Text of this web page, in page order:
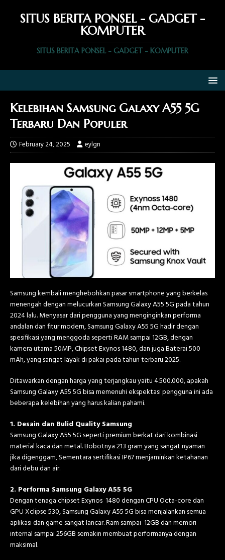
SITUS BERITA PONSEL - GADGET -
KOMPUTER
SITUS BERITA PONSEL - GADGET - KOMPUTER
Kelebihan Samsung Galaxy A55 5G
Terbaru Dan Populer
February 24, 2025 eylgn
Samsung kembali menghebohkan pasar smartphone yang berkelas
menengah dengan melucurkan Samsung Galaxy A55 5G pada tahun
2024 lalu. Menyasar dari pengguna yang menginginkan performa
andalan dan fitur modern, Samsung Galaxy A55 5G hadir dengan
spesifikasi yang menggoda seperti RAM sampai 12GB, dengan
kamera utama 50MP, Chipset Exynos 1480, dan juga Baterai 500
mAh, yang sangat layak di pakai pada tahun terbaru 2025.
Ditawarkan dengan harga yang terjangkau yaitu 4.500.000, apakah
Samsung Galaxy A55 5G bisa memenuhi ekspektasi pengguna ini ada
beberapa kelebihan yang harus kalian pahami.
1. Desain dan Bulid Quality Samsung
Samsung Galaxy A55 5G seperti premium berkat dari kombinasi
material kaca dan metal. Bobotnya 213 gram yang sangat nyaman
jika digenggam, Sementara sertifikasi IP67 menjaminkan ketahanan
dari debu dan air.
2. Performa Samsung Galaxy A55 5G
Dengan tenaga chipset Exynos 1480 dengan CPU Octa-core dan
GPU Xclipse 530, Samsung Galaxy A55 5G bisa menjalankan semua
aplikasi dan game sangat lancar. Ram sampai 12GB dan memori
internal sampai 256GB semakin membuat performanya dengan
maksimal.